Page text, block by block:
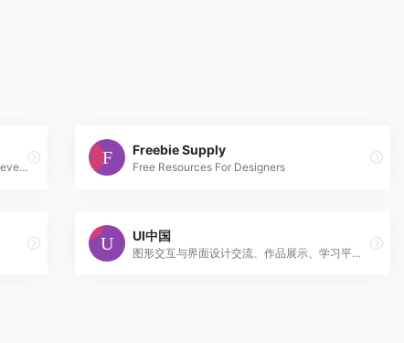
Daily resources for product designers & developers
Freebie Supply
Free Resources For Designers
UI中国
图形交互与界面设计交流、作品展示、学习平台。